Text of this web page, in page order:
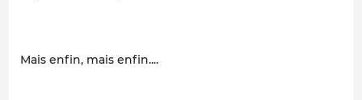
Mais enfin, mais enfin....